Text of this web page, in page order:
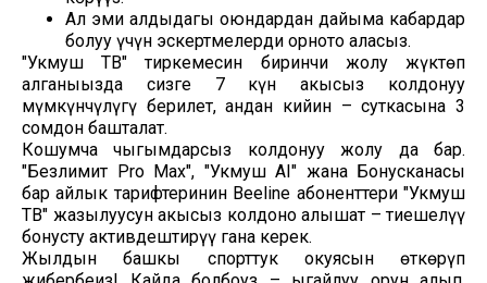
Ал эми алдыдагы оюндардан дайыма кабардар
болуу үчүн эскертмелерди орното аласыз.
"Укмуш ТВ" тиркемесин биринчи жолу жүктөп
алганыңызда сизге 7 күн акысыз колдонуу
мүмкүнчүлүгү берилет, андан кийин – суткасына 3
сомдон башталат.
Кошумча чыгымдарсыз колдонуу жолу да бар.
"Безлимит Pro Max", "Укмуш AI" жана Бонусканасы
бар айлык тарифтеринин Beeline абоненттери "Укмуш
ТВ" жазылуусун акысыз колдоно алышат – тиешелүү
бонусту активдештирүү гана керек.
Жылдын башкы спорттук окуясын өткөрүп